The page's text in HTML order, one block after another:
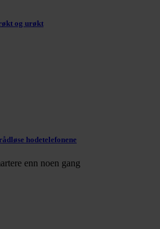
og urøkt
hodetelefonene
enn noen gang